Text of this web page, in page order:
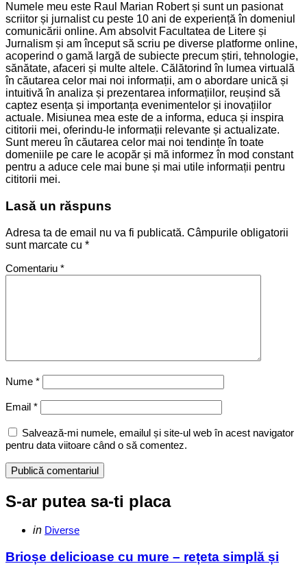
Numele meu este Raul Marian Robert și sunt un pasionat
scriitor și jurnalist cu peste 10 ani de experiență în domeniul
comunicării online. Am absolvit Facultatea de Litere și
Jurnalism și am început să scriu pe diverse platforme online,
acoperind o gamă largă de subiecte precum știri, tehnologie,
sănătate, afaceri și multe altele. Călătorind în lumea virtuală
în căutarea celor mai noi informații, am o abordare unică și
intuitivă în analiza și prezentarea informațiilor, reușind să
captez esența și importanța evenimentelor și inovațiilor
actuale. Misiunea mea este de a informa, educa și inspira
cititorii mei, oferindu-le informații relevante și actualizate.
Sunt mereu în căutarea celor mai noi tendințe în toate
domeniile pe care le acopăr și mă informez în mod constant
pentru a aduce cele mai bune și mai utile informații pentru
cititorii mei.
Lasă un răspuns
Adresa ta de email nu va fi publicată. Câmpurile obligatorii
sunt marcate cu *
Comentariu *
Nume *
Email *
Salvează-mi numele, emailul și site-ul web în acest navigator
pentru data viitoare când o să comentez.
S-ar putea sa-ti placa
Categories
Posted
in Diverse
Brioșe delicioase cu mure – rețeta simplă și